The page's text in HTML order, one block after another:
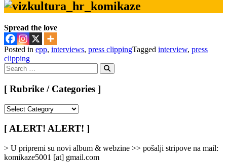
Spread the love
Posted in epp, interviews, press clippingTagged interview, press
clipping
Search
for:
Search
[ Rubrike / Categories ]
/
Categories
]
[ ALERT! ALERT! ]
> U pripremi su novi album & webzine >> pošalji stripove na mail:
komikaze5001 [at] gmail.com